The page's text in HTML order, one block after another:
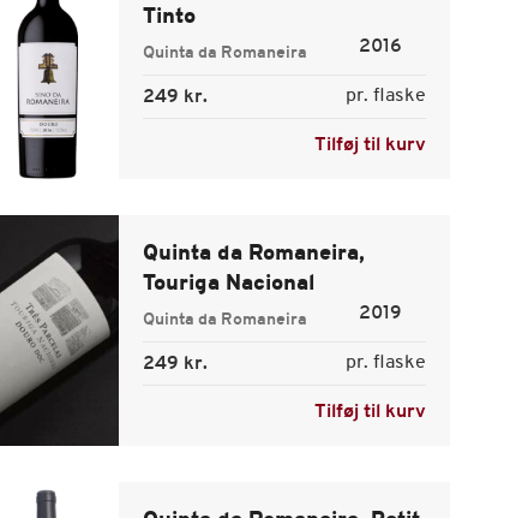
Tinto
Quinta da Romaneira 2016
249 kr. pr. flaske
Tilføj til kurv
Quinta da Romaneira,
Touriga Nacional
Quinta da Romaneira 2019
249 kr. pr. flaske
Tilføj til kurv